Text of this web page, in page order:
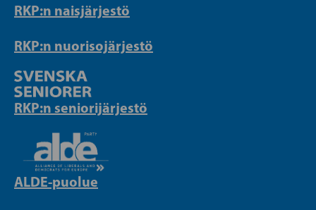
RKP:n naisjärjestö
RKP:n nuorisojärjestö
RKP:n seniorijärjestö
ALDE-puolue